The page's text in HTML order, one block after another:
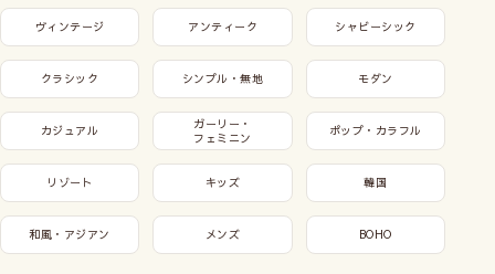
ヴィンテージ アンティーク シャビーシック
クラシック シンプル・無地 モダン
カジュアル
ガーリー・
フェミニン
ポップ・カラフル
リゾート キッズ 韓国
和風・アジアン メンズ BOHO